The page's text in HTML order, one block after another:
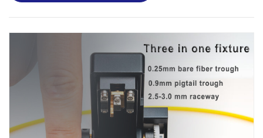
удобного инструмента для строительства оптического волокна. Что
делает машина для сращивания волокон? Машина для сращивания
волокон используется для объединения или соединения двух о...